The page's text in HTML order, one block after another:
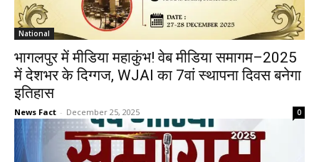
National
भागलपुर में मीडिया महाकुंभ! वेब मीडिया समागम–2025
में देशभर के दिग्गज, WJAI का 7वां स्थापना दिवस बनेगा
इतिहास
News Fact - December 25, 2025 0